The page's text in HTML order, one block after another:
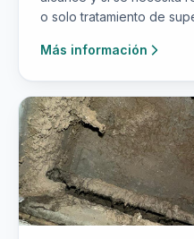
o solo tratamiento de
Más información